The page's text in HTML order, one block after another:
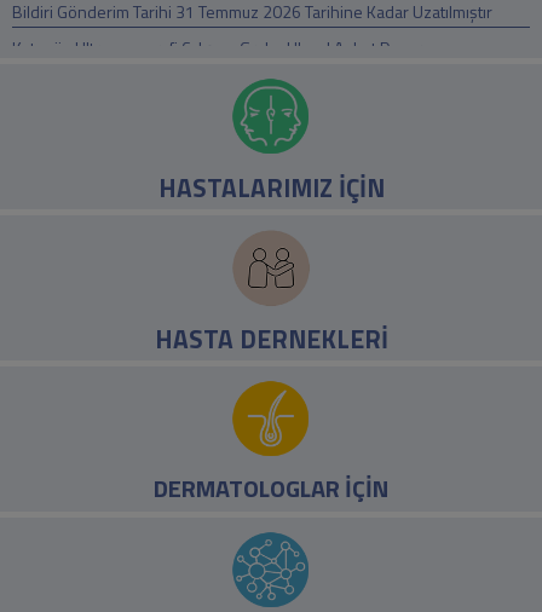
Bildiri Gönderim Tarihi 31 Temmuz 2026 Tarihine Kadar Uzatılmıştır
Kutanöz Ultrasonografi Çalışma Grubu Ulusal Anket Duyurusu
TDD Saç Hastalıkları Çalışma Grubu Webinarı, 01 Temmuz 2026
14. DASIL (Dermatologic and Aesthetic Surgery International League)
Geriatrik Estetik Dermatolojik Tedavi Kitabı
34. Ulusal Dermatoloji Kongresi Açık Mikrofon: Sahadan Sorular,
TDD Fototerapi Çalışma Grubu Webinarı, 29 Haziran 2026 Pazartesi
World Prurigo Day 2026 Türkiye Programı Hk.
TDD Fototerapi Çalışma Grubu Webinarı, 29 Haziran 2026 Pazartesi
HASTALARIMIZ İÇİN
HASTA DERNEKLERİ
DERMATOLOGLAR İÇİN